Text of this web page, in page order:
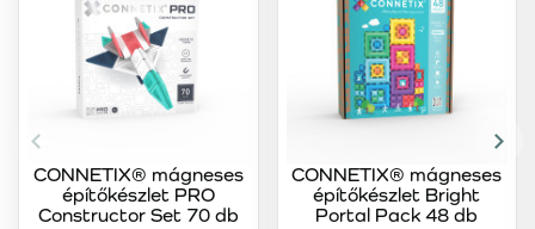
CONNETIX® mágneses
építőkészlet PRO
Constructor Set 70 db
CONNETIX® mágneses
építőkészlet Bright
Portal Pack 48 db